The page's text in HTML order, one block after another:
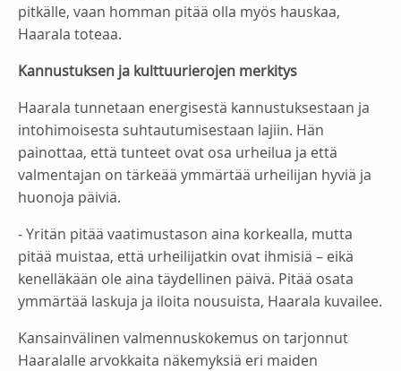
pitkälle, vaan homman pitää olla myös hauskaa,
Haarala toteaa.
Kannustuksen ja kulttuurierojen merkitys
Haarala tunnetaan energisestä kannustuksestaan ja
intohimoisesta suhtautumisestaan lajiin. Hän
painottaa, että tunteet ovat osa urheilua ja että
valmentajan on tärkeää ymmärtää urheilijan hyviä ja
huonoja päiviä.
- Yritän pitää vaatimustason aina korkealla, mutta
pitää muistaa, että urheilijatkin ovat ihmisiä – eikä
kenelläkään ole aina täydellinen päivä. Pitää osata
ymmärtää laskuja ja iloita nousuista, Haarala kuvailee.
Kansainvälinen valmennuskokemus on tarjonnut
Haaralalle arvokkaita näkemyksiä eri maiden